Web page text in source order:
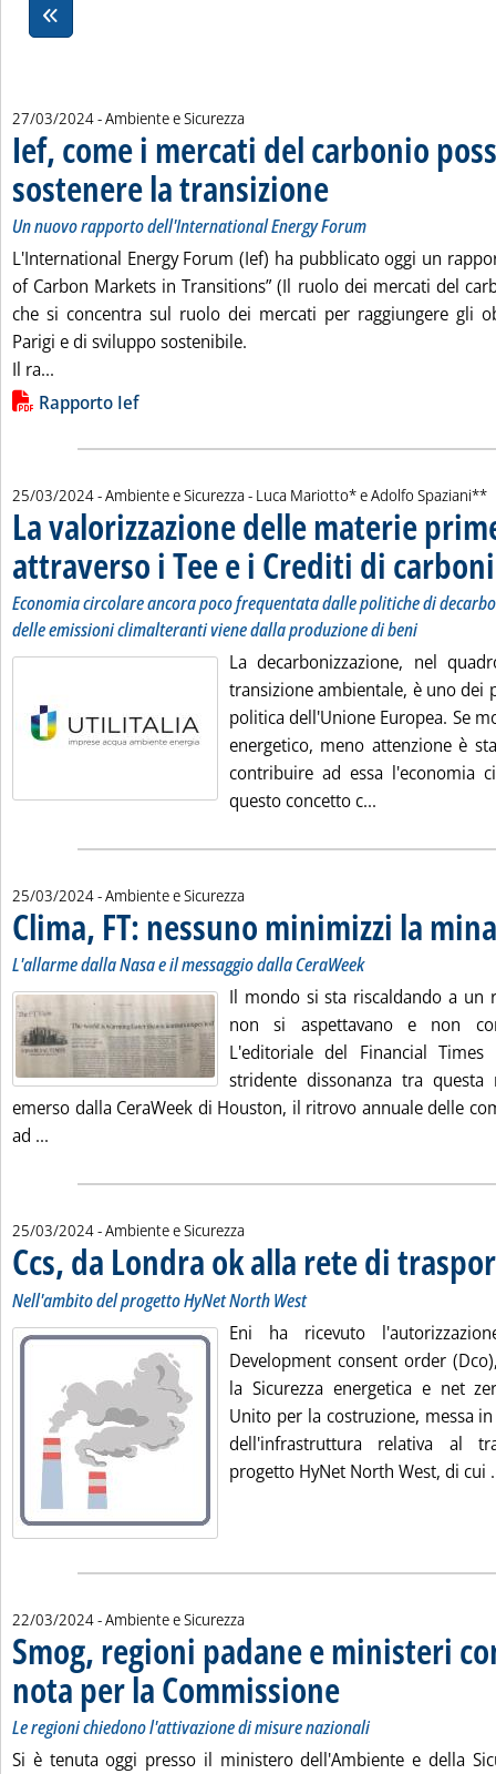
27/03/2024- Ambiente e Sicurezza
Ief, come i mercati del carbonio
sostenere la transizione . Sottotitolo: Un nuovo
. Pubblicata mercoledì 27
Un nuovo rapporto dell'International Energy Forum
L'International Energy Forum (Ief) ha pubblicato oggi un
of Carbon Markets in Transitions” (Il ruolo dei mercati del
che si concentra sul ruolo dei mercati per raggiungere gli
Parigi e di sviluppo sostenibile.
Il ra...
Lista allegati PDF alla notizia
Rapporto Ief
25/03/2024- Ambiente e Sicurezza - di:
Luca Mariotto* e Adolfo Spaziani**
La valorizzazione delle materie
attraverso i Tee e i Crediti di
Economia circolare ancora poco frequentata dalle politiche di
delle emissioni climalteranti viene dalla produzione di beni
La decarbonizzazione, nel
transizione ambientale, è uno dei
politica dell'Unione Europea. Se
energetico, meno attenzione è
contribuire ad essa l'economia
questo concetto c...
25/03/2024- Ambiente e Sicurezza
Clima, FT: nessuno minimizzi la
L'allarme dalla Nasa e il messaggio dalla CeraWeek
Il mondo si sta riscaldando a un
non si aspettavano e non
L'editoriale del Financial
stridente dissonanza tra
emerso dalla CeraWeek di Houston, il ritrovo annuale delle
ad ...
25/03/2024- Ambiente e Sicurezza
Ccs, da Londra ok alla rete di
Nell'ambito del progetto HyNet North West
Eni ha ricevuto
Development consent order
la Sicurezza energetica e net
Unito per la costruzione, messa
dell'infrastruttura relativa al
progetto HyNet North West, di cui
22/03/2024- Ambiente e Sicurezza
Smog, regioni padane e ministeri
nota per la Commissione
Le regioni chiedono l'attivazione di misure nazionali
Si è tenuta oggi presso il ministero dell'Ambiente e della